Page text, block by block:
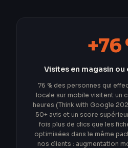
+76
Visites en magasin
76 % des personnes qui
locale sur mobile visitent un
heures (Think with Google
50+ avis et un score
fois plus de clics que les
optimisées dans le même
nos clients : augmentation